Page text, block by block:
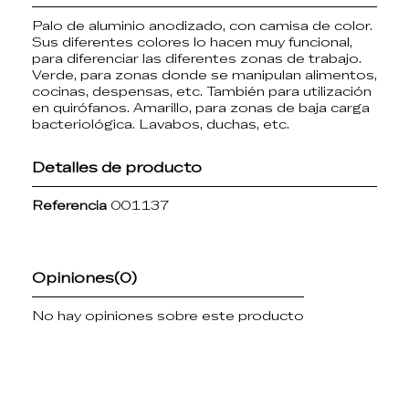
Palo de aluminio anodizado, con camisa de color.
Sus diferentes colores lo hacen muy funcional,
para diferenciar las diferentes zonas de trabajo.
Verde, para zonas donde se manipulan alimentos,
cocinas, despensas, etc. También para utilización
en quirófanos. Amarillo, para zonas de baja carga
bacteriológica. Lavabos, duchas, etc.
Detalles de producto
Referencia 001137
Opiniones(0)
No hay opiniones sobre este producto